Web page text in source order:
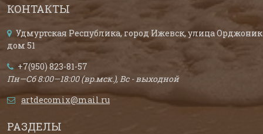
КОНТАКТЫ
Удмуртская Республика, город Ижевск, улица
дом 51
+7(950) 823-81-57
Пн—Сб 8:00—18:00 (вр.мск.), Вс - выходной
artdecomix@mail.ru
РАЗДЕЛЫ